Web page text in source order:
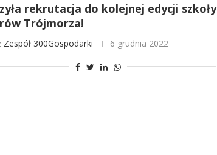
rekrutacja do kolejnej edycji szkoły
Trójmorza!
Zespół 300Gospodarki 6 grudnia 2022